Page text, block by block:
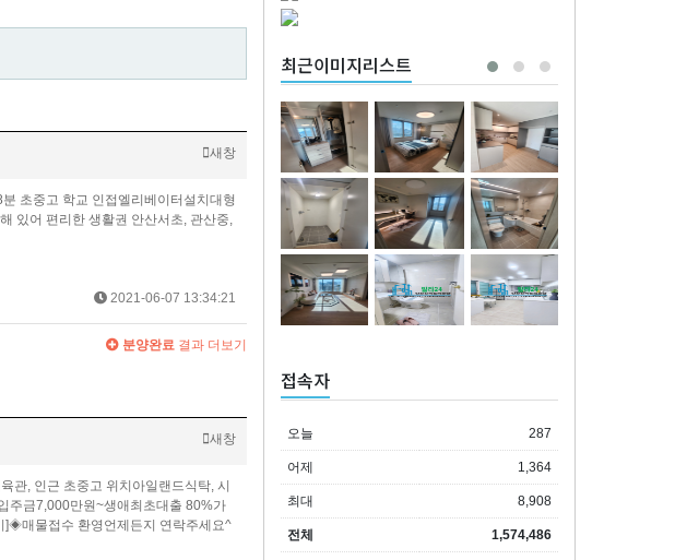
새창
초중고 학교 인접엘리베이터설치대형
있어 편리한 생활권 안산서초, 관산중,
2021-06-07 13:34:21
분양완료 결과 더보기
새창
관, 인근 초중고 위치아일랜드식탁, 시
주금7,000만원~생애최초대출 80%가
]◈매물접수 환영언제든지 연락주세요^
최근이미지리스트
접속자
오늘 287
어제 1,364
최대 8,908
전체 1,574,486